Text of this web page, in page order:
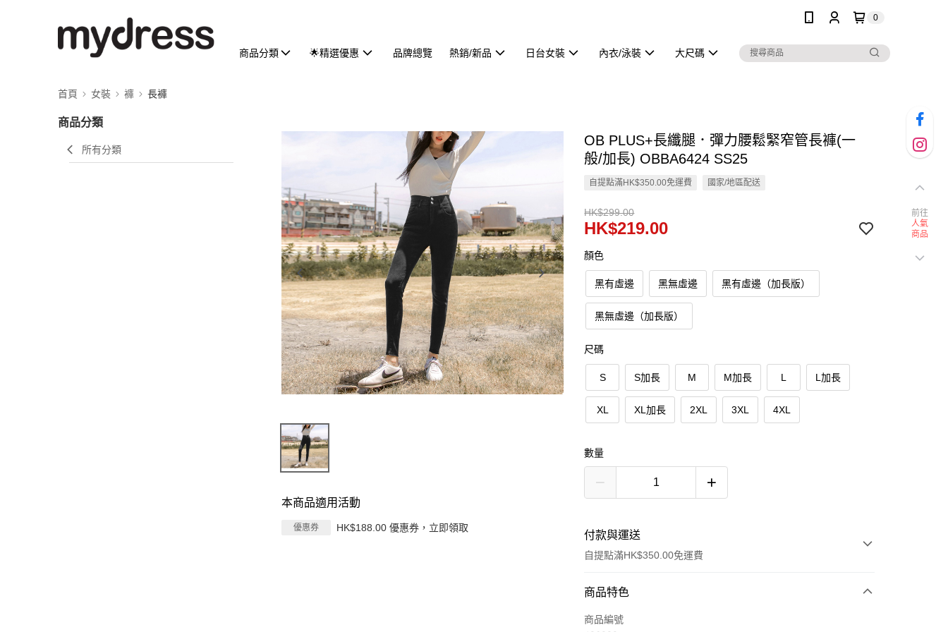
0
商品分類 🌟精選優惠 品牌總覽 熱銷/新品 日台女裝 內衣/泳裝 大尺碼
首頁 女裝 褲 長褲
商品分類
所有分類
本商品適用活動
優惠券 HK$188.00 優惠券，立即領取
OB PLUS+長纖腿．彈力腰鬆緊窄管長褲(一
般/加長) OBBA6424 SS25
自提點滿HK$350.00免運費 國家/地區配送
HK$299.00
HK$219.00
顏色
黑有虛邊 黑無虛邊 黑有虛邊（加長版）
黑無虛邊（加長版）
尺碼
S S加長 M M加長 L L加長
XL XL加長 2XL 3XL 4XL
數量
付款與運送
自提點滿HK$350.00免運費
付款方式
信用卡
商品特色
商品編號
前往
人氣
商品